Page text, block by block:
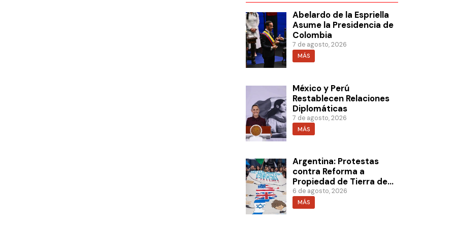
Abelardo de la Espriella
Asume la Presidencia de
Colombia
7 de agosto, 2026
MÁS
México y Perú
Restablecen Relaciones
Diplomáticas
7 de agosto, 2026
MÁS
Argentina: Protestas
contra Reforma a
Propiedad de Tierra de
Milei
6 de agosto, 2026
MÁS